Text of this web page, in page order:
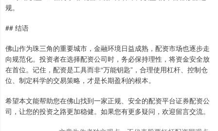
规。
## 结语
佛山作为珠三角的重要城市，金融环境日益成熟，配资市场也逐步走
向规范化。投资者在选择配资公司时，务必保持理性，将资金安全放
在首位。记住，配资是工具而非“万能钥匙”，合理使用杠杆、控制仓
位、制定科学的交易策略，才是长期盈利的根本。
希望本文能帮助您在佛山找到一家正规、安全的配资平台证券配资公
司，让您的投资之路更加稳健。如果您有更多疑问，欢迎留言交流。